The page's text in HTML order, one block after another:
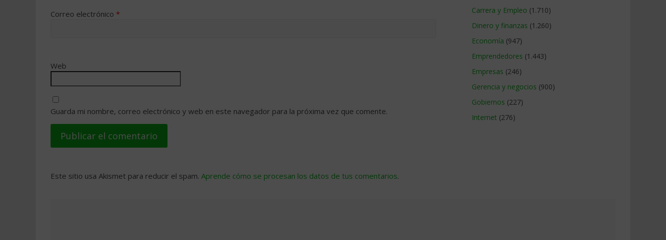
Correo electrónico *
Web
Guarda mi nombre, correo electrónico y web en este navegador para la próxima vez que comente.
Este sitio usa Akismet para reducir el spam. Aprende cómo se procesan los datos de tus comentarios.
Carrera y Empleo (1.710)
Dinero y finanzas (1.260)
Economía (947)
Emprendedores (1.443)
Empresas (246)
Gerencia y negocios (900)
Gobiernos (227)
Internet (276)